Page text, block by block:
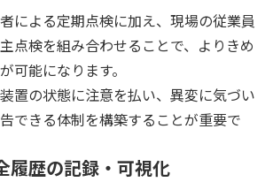
による定期点検に加え、現場の従業員
点検を組み合わせることで、よりきめ
可能になります。
置の状態に注意を払い、異変に気づい
できる体制を構築することが重要で
履歴の記録・可視化